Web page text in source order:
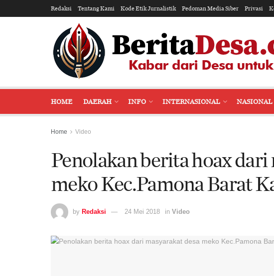
Redaksi Tentang Kami Kode Etik Jurnalistik Pedoman Media Siber Privasi
HOME DAERAH INFO INTERNASIONAL NASIONAL
Home Video
Penolakan berita hoax dari
meko Kec.Pamona Barat
by Redaksi 24 Mei 2018 in Video